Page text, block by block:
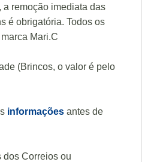
a remoção imediata das
é obrigatória. Todos os
Mari.C
(Brincos, o valor é pelo
informações antes de
dos Correios ou